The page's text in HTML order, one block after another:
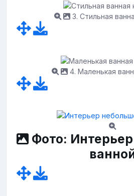
3. Стильная
4. Маленькая
Фото: